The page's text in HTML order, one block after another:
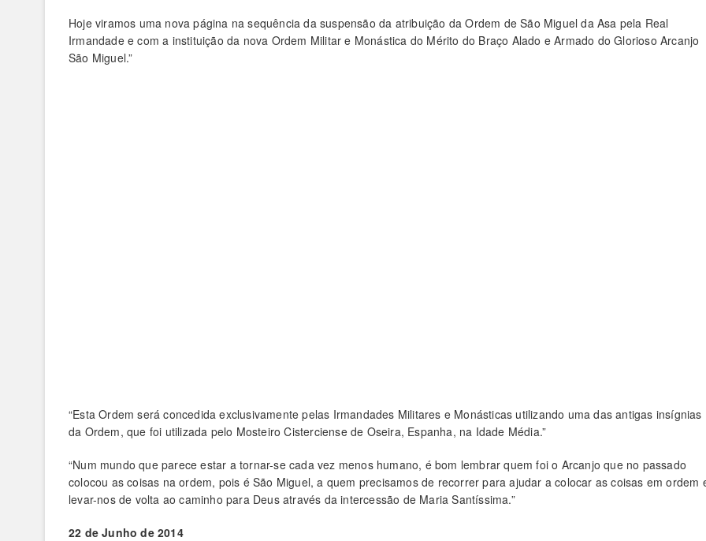
Hoje viramos uma nova página na sequência da suspensão da atribuição da Ordem de São Miguel da Asa pela Real
Irmandade e com a instituição da nova Ordem Militar e Monástica do Mérito do Braço Alado e Armado do Glorioso Arcanjo
São Miguel.”
“Esta Ordem será concedida exclusivamente pelas Irmandades Militares e Monásticas utilizando uma das antigas insígnias
da Ordem, que foi utilizada pelo Mosteiro Cisterciense de Oseira, Espanha, na Idade Média.”
“Num mundo que parece estar a tornar-se cada vez menos humano, é bom lembrar quem foi o Arcanjo que no passado
colocou as coisas na ordem, pois é São Miguel, a quem precisamos de recorrer para ajudar a colocar as coisas em ordem
levar-nos de volta ao caminho para Deus através da intercessão de Maria Santíssima.”
22 de Junho de 2014